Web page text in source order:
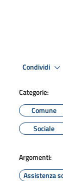
Condividi
Categorie:
Comune
Sociale
Argomenti:
Assistenza